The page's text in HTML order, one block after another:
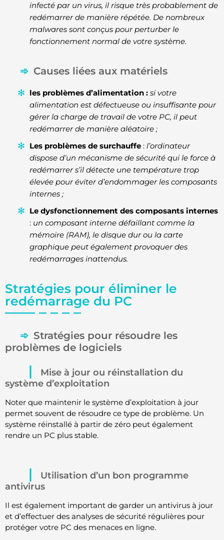
infecté par un virus, il risque très probablement de
redémarrer de manière répétée. De nombreux
malwares sont conçus pour perturber le
fonctionnement normal de votre système.
Causes liées aux matériels
les problèmes d’alimentation : si votre
alimentation est défectueuse ou insuffisante pour
gérer la charge de travail de votre PC, il peut
redémarrer de manière aléatoire ;
Les problèmes de surchauffe : l’ordinateur
dispose d’un mécanisme de sécurité qui le force à
redémarrer s’il détecte une température trop
élevée pour éviter d’endommager les composants
internes ;
Le dysfonctionnement des composants internes
: un composant interne défaillant comme la
mémoire (RAM), le disque dur ou la carte
graphique peut également provoquer des
redémarrages inattendus.
Stratégies pour éliminer le
redémarrage du PC
Stratégies pour résoudre les
problèmes de logiciels
Mise à jour ou réinstallation du
système d’exploitation
Noter que maintenir le système d’exploitation à jour
permet souvent de résoudre ce type de problème. Un
système réinstallé à partir de zéro peut également
rendre un PC plus stable.
Utilisation d’un bon programme
antivirus
Il est également important de garder un antivirus à jour
et d’effectuer des analyses de sécurité régulières pour
protéger votre PC des menaces en ligne.